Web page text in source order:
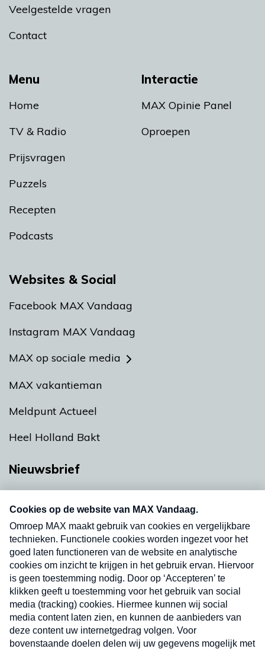
Menu
Home
TV & Radio
Prijsvragen
Puzzels
Recepten
Podcasts
Interactie
MAX Opinie Panel
Oproepen
Veelgestelde vragen
Contact
Websites & Social
Facebook MAX Vandaag
Instagram MAX Vandaag
MAX op sociale media
MAX vakantieman
Meldpunt Actueel
Heel Holland Bakt
Nieuwsbrief
nieuwsbrief. Elke vrijdag- en dinsdagochtend in
uw mailbox.
Verzend